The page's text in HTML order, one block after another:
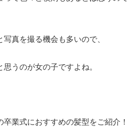
真を撮る機会も多いので、
うのが女の子ですよね。
業式におすすめの髪型をご紹介！